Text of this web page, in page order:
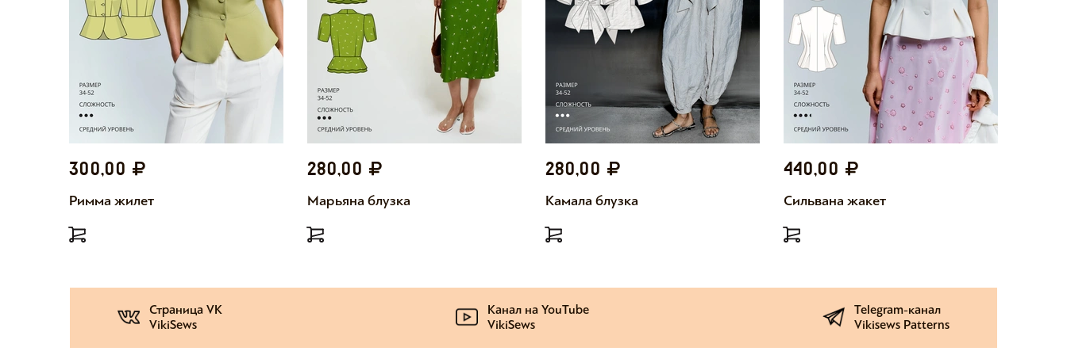
300,00
Римма жилет
280,00
Марьяна блузка
280,00
Камала блузка
440,00
Сильвана жакет
Страница VK
VikiSews
Канал на YouTube
VikiSews
Telegram-канал
Vikisews Patterns